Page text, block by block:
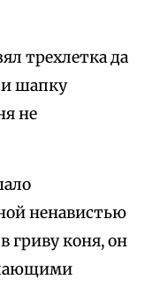
трехлетка да
и шапку
не
ненавистью
гриву коня, он